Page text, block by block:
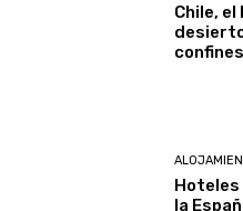
Chile,
la